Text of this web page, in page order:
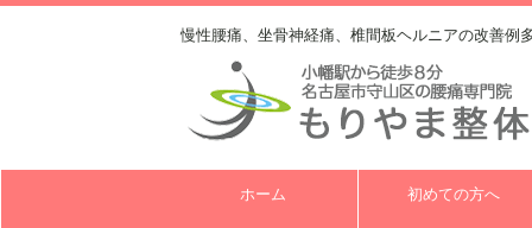
慢性腰痛、坐骨神経痛、椎間板ヘルニアの改善例
ホーム 初めての方へ